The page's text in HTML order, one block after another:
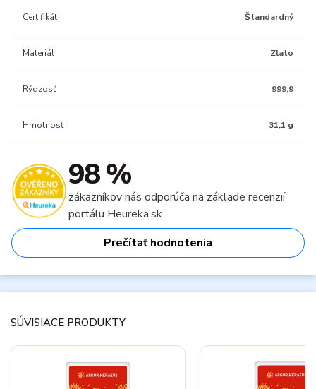
Certifikát Štandardný
Materiál Zlato
Rýdzosť 999,9
Hmotnosť 31,1 g
98 %
zákazníkov nás odporúča na základe recenzií
portálu Heureka.sk
Prečítať hodnotenia
SÚVISIACE PRODUKTY